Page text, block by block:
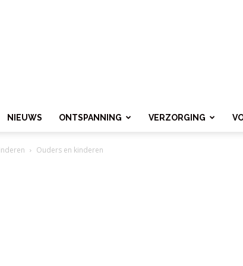
NIEUWS ONTSPANNING VERZORGING
Ouders en kinderen